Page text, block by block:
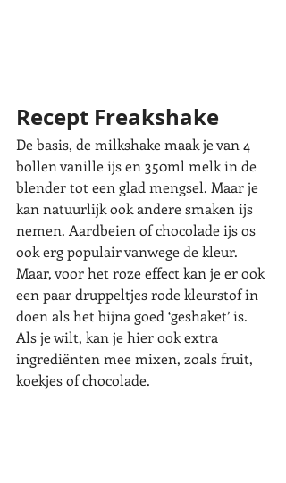
Recept Freakshake
De basis, de milkshake maak je van 4
bollen vanille ijs en 350ml melk in de
blender tot een glad mengsel. Maar je
kan natuurlijk ook andere smaken ijs
nemen. Aardbeien of chocolade ijs os
ook erg populair vanwege de kleur.
Maar, voor het roze effect kan je er ook
een paar druppeltjes rode kleurstof in
doen als het bijna goed ‘geshaket’ is.
Als je wilt, kan je hier ook extra
ingrediënten mee mixen, zoals fruit,
koekjes of chocolade.